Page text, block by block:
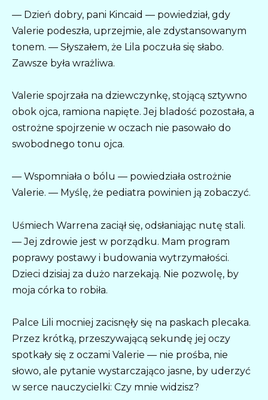
— Dzień dobry, pani Kincaid — powiedział, gdy
Valerie podeszła, uprzejmie, ale zdystansowanym
tonem. — Słyszałem, że Lila poczuła się słabo.
Zawsze była wrażliwa.
Valerie spojrzała na dziewczynkę, stojącą sztywno
obok ojca, ramiona napięte. Jej bladość pozostała, a
ostrożne spojrzenie w oczach nie pasowało do
swobodnego tonu ojca.
— Wspomniała o bólu — powiedziała ostrożnie
Valerie. — Myślę, że pediatra powinien ją zobaczyć.
Uśmiech Warrena zaciął się, odsłaniając nutę stali.
— Jej zdrowie jest w porządku. Mam program
poprawy postawy i budowania wytrzymałości.
Dzieci dzisiaj za dużo narzekają. Nie pozwolę, by
moja córka to robiła.
Palce Lili mocniej zacisnęły się na paskach plecaka.
Przez krótką, przeszywającą sekundę jej oczy
spotkały się z oczami Valerie — nie prośba, nie
słowo, ale pytanie wystarczająco jasne, by uderzyć
w serce nauczycielki: Czy mnie widzisz?